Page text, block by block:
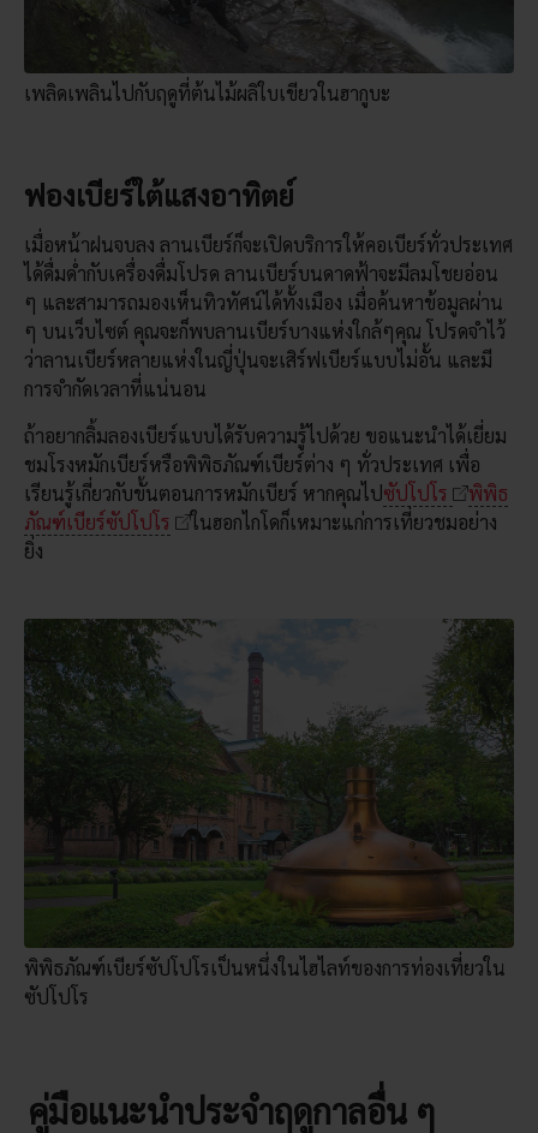
เพลิดเพลินไปกับฤดูที่ต้นไม้ผลิใบเขียวในฮากูบะ
ฟองเบียร์ใต้แสงอาทิตย์
เมื่อหน้าฝนจบลง ลานเบียร์ก็จะเปิดบริการให้คอเบียร์ทั่วประเทศ
ได้ดื่มด่ำกับเครื่องดื่มโปรด ลานเบียร์บนดาดฟ้าจะมีลมโชยอ่อน
ๆ และสามารถมองเห็นทิวทัศน์ได้ทั้งเมือง เมื่อค้นหาข้อมูลผ่าน
ๆ บนเว็บไซต์ คุณจะก็พบลานเบียร์บางแห่งใกล้ๆคุณ โปรดจำไว้
ว่าลานเบียร์หลายแห่งในญี่ปุ่นจะเสิร์ฟเบียร์แบบไม่อั้น และมี
การจำกัดเวลาที่แน่นอน
ถ้าอยากลิ้มลองเบียร์แบบได้รับความรู้ไปด้วย ขอแนะนำได้เยี่ยม
ชมโรงหมักเบียร์หรือพิพิธภัณฑ์เบียร์ต่าง ๆ ทั่วประเทศ เพื่อ
เรียนรู้เกี่ยวกับขั้นตอนการหมักเบียร์ หากคุณไปซัปโปโร
พิพิธ
ภัณฑ์เบียร์ซัปโปโร
ในฮอกไกโดก็เหมาะแก่การเที่ยวชมอย่าง
ยิ่ง
พิพิธภัณฑ์เบียร์ซัปโปโรเป็นหนึ่งในไฮไลท์ของการท่องเที่ยวใน
ซัปโปโร
คู่มือแนะนำประจำฤดูกาลอื่น ๆ